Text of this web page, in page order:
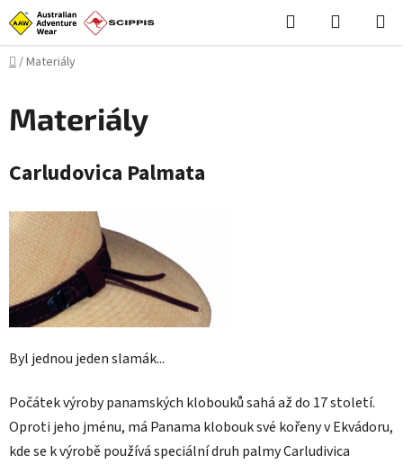
Přejít
na
obsah
Hledat
KOŠÍK
Domů
/Materiály
Materiály
Carludovica Palmata
Byl jednou jeden slamák...
Počátek výroby panamských klobouků sahá až do 17 století.
Oproti jeho jménu, má Panama klobouk své kořeny v Ekvádoru,
kde se k výrobě používá speciální druh palmy Carludivica